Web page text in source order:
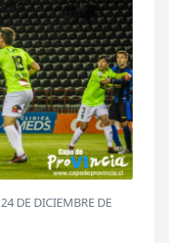
24 DE DICIEMBRE DE